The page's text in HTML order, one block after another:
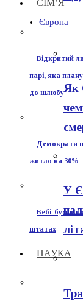
СІМ’Я
Відкритий
парі, яка
до шлюбу
Демократи
житло на 30%
Бебі-бум в
штатах
НАУКА
Європа
Як
У